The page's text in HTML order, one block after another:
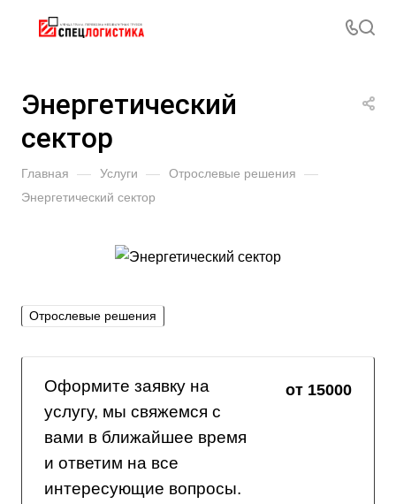
Энергетический
сектор
Главная — Услуги — Отрослевые решения —
Энергетический сектор
Отрослевые решения
Оформите заявку на
услугу, мы свяжемся с
вами в ближайшее время
и ответим на все
интересующие вопросы.
от 15000